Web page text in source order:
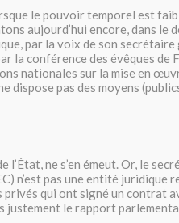
le pouvoir temporel est
aujourd’hui encore, dans le
par la voix de son secrétaire
la conférence des évêques de
nationales sur la mise en
dispose pas des moyens
l’État, ne s’en émeut. Or, le
n’est pas une entité juridique
qui ont signé un contrat
justement le rapport